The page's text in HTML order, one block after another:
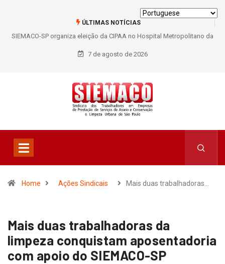
ÚLTIMAS NOTÍCIAS
SIEMACO São Paulo garante mais de 400 benefícios natalidade para
trabalhadores do Asseio em 2026
7 de agosto de 2026
Home Ações Sindicais Mais duas trabalhadoras…
Mais duas trabalhadoras da
limpeza conquistam aposentadoria
com apoio do SIEMACO-SP